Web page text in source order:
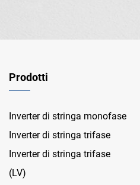
Prodotti
Inverter di stringa monofase
Inverter di stringa trifase
Inverter di stringa trifase
(LV)